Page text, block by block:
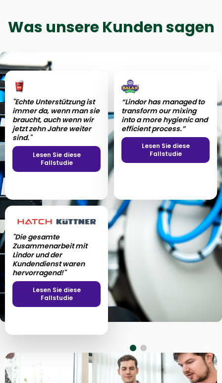
Was unsere Kunden sagen
Vorheriges
Bild
Bild
"Echte Unterstützung ist
immer da, wenn man sie
braucht, auch wenn wir
jetzt zehn Jahre weiter
sind."
Lesen Sie diese
Fallstudie
“Lindor has managed to
transform our mixing
into a more hygienic and
efficient process.”
Lesen Sie diese
Fallstudie
"Die gesamte
Zusammenarbeit mit
Lindor und der
Kundendienst waren
hervorragend!"
Lesen Sie diese
Fallstudie
"Der Lindor Mixer erhöht
unsere Flexibilität und
wir können damit einen
viel größeren Markt
ansprechen."
Lesen Sie diese
Fallstudie
"Der gesamte Prozess
unserer
Zusammenarbeit war
äußerst
zufriedenstellend!"
Lesen Sie diese
Fallstudie